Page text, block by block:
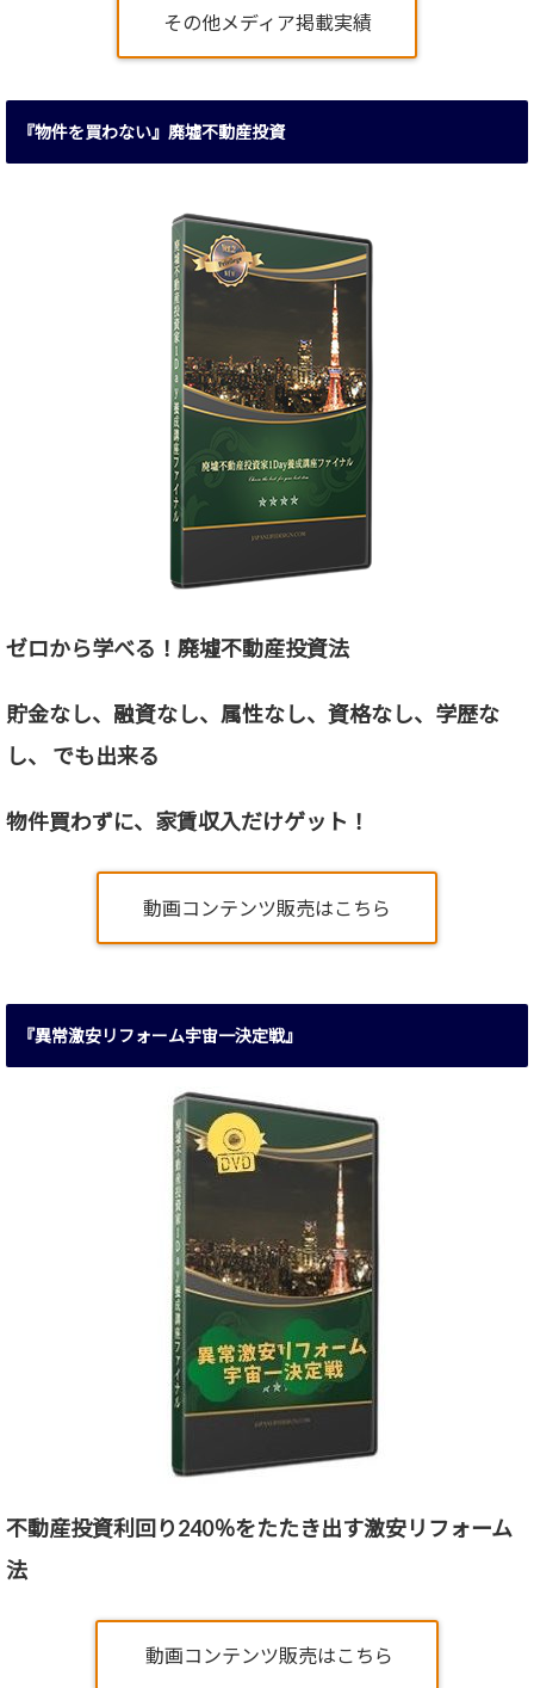
その他メディア掲載実績
『物件を買わない』廃墟不動産投資
ゼロから学べる！廃墟不動産投資法
貯金なし、融資なし、属性なし、資格なし、 学歴な
し、 でも出来る
物件買わずに、家賃収入だけゲット！
動画コンテンツ販売はこちら
『異常激安リフォーム宇宙一決定戦』
不動産投資利回り240％をたたき出す激安リフォーム
法
動画コンテンツ販売はこちら